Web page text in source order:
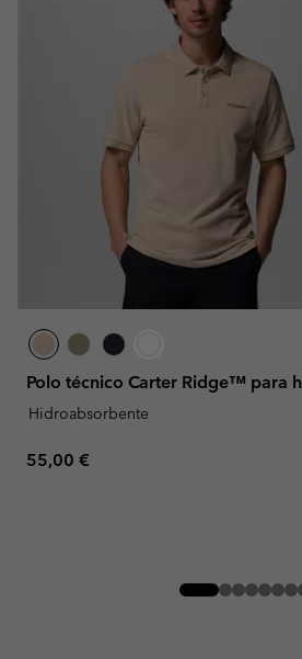
Polo técnico Carter Ridge™ para
Hidroabsorbente
Regular price:
55,00 €